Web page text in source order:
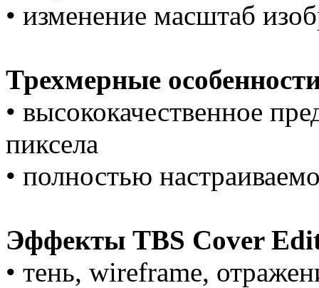
• изменение масштаб
Трехмерные
• высококачественное
пиксела
• полностью
Эффекты TBS Cover
• тень, wireframe,